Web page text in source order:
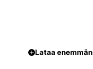
Lataa enemmän